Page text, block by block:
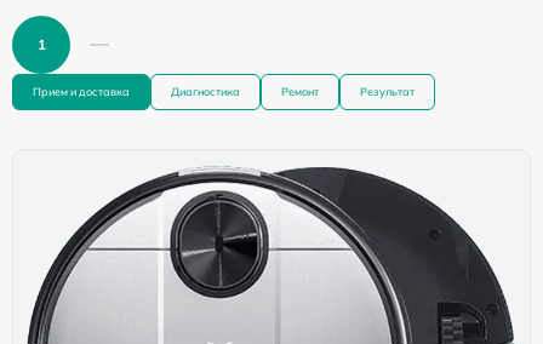
1
Прием и доставка Диагностика Ремонт Результат